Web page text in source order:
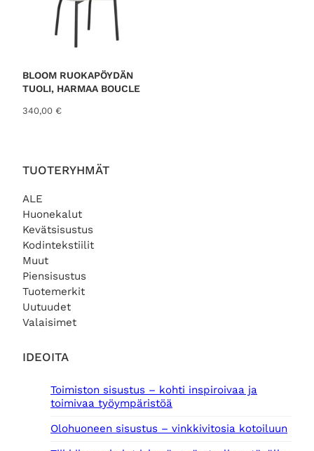
TUOTERYHMÄT
ALE
Huonekalut
Kevätsisustus
Kodintekstiilit
Muut
Piensisustus
Tuotemerkit
Uutuudet
Valaisimet
IDEOITA
Toimiston sisustus – kohti inspiroivaa ja
toimivaa työympäristöä
Olohuoneen sisustus – vinkkivitosia kotoiluun
BLOOM RUOKAPÖYDÄN
TUOLI, HARMAA BOUCLE
340,00 €